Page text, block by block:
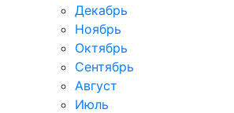
Декабрь
Ноябрь
Октябрь
Сентябрь
Август
Июль